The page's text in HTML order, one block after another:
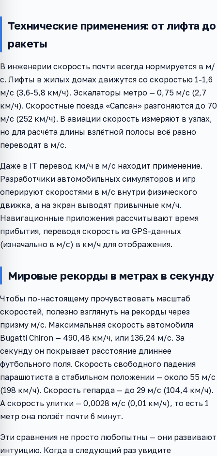
Технические применения: от лифта до
ракеты
В инженерии скорость почти всегда нормируется в м/
с. Лифты в жилых домах движутся со скоростью 1-1,6
м/с (3,6-5,8 км/ч). Эскалаторы метро — 0,75 м/с (2,7
км/ч). Скоростные поезда «Сапсан» разгоняются до 70
м/с (252 км/ч). В авиации скорость измеряют в узлах,
но для расчёта длины взлётной полосы всё равно
переводят в м/с.
Даже в IT перевод км/ч в м/с находит применение.
Разработчики автомобильных симуляторов и игр
оперируют скоростями в м/с внутри физического
движка, а на экран выводят привычные км/ч.
Навигационные приложения рассчитывают время
прибытия, переводя скорость из GPS-данных
(изначально в м/с) в км/ч для отображения.
Мировые рекорды в метрах в секунду
Чтобы по-настоящему прочувствовать масштаб
скоростей, полезно взглянуть на рекорды через
призму м/с. Максимальная скорость автомобиля
Bugatti Chiron — 490,48 км/ч, или 136,24 м/с. За
секунду он покрывает расстояние длиннее
футбольного поля. Скорость свободного падения
парашютиста в стабильном положении — около 55 м/с
(198 км/ч). Скорость гепарда — до 29 м/с (104,4 км/ч).
А скорость улитки — 0,0028 м/с (0,01 км/ч), то есть 1
метр она ползёт почти 6 минут.
Эти сравнения не просто любопытны — они развивают
интуицию. Когда в следующий раз увидите